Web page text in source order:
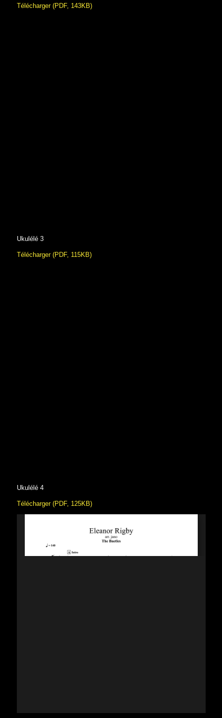
Télécharger (PDF, 143KB)
Ukulélé 3
Télécharger (PDF, 115KB)
Ukulélé 4
Télécharger (PDF, 125KB)